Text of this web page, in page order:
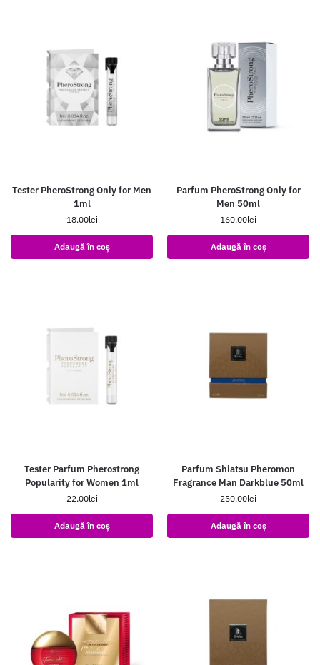
Tester PheroStrong Only for Men
1ml
18.00lei
Adaugă în coș
Parfum PheroStrong Only for
Men 50ml
160.00lei
Adaugă în coș
Tester Parfum Pherostrong
Popularity for Women 1ml
22.00lei
Adaugă în coș
Parfum Shiatsu Pheromon
Fragrance Man Darkblue 50ml
250.00lei
Adaugă în coș